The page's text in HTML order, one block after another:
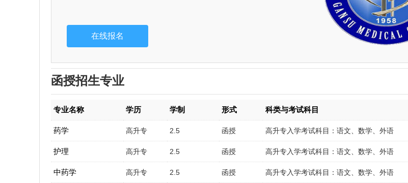
函授招生专业
专业名称 学历 学制 形式 科类与考试科目
药学 高升专 2.5 函授 高升专入学考试科目：语文、数学、外语
护理 高升专 2.5 函授 高升专入学考试科目：语文、数学、外语
中药学 高升专 2.5 函授 高升专入学考试科目：语文、数学、外语